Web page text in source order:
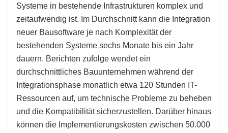
Systeme in bestehende Infrastrukturen komplex und
zeitaufwendig ist. Im Durchschnitt kann die Integration
neuer Bausoftware je nach Komplexität der
bestehenden Systeme sechs Monate bis ein Jahr
dauern. Berichten zufolge wendet ein
durchschnittliches Bauunternehmen während der
Integrationsphase monatlich etwa 120 Stunden IT-
Ressourcen auf, um technische Probleme zu beheben
und die Kompatibilität sicherzustellen. Darüber hinaus
können die Implementierungskosten zwischen 50.000